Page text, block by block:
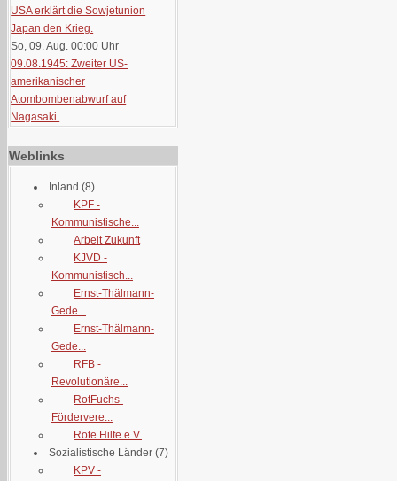
USA erklärt die Sowjetunion
Japan den Krieg.
So, 09. Aug. 00:00 Uhr
09.08.1945: Zweiter US-
amerikanischer
Atombombenabwurf auf
Nagasaki.
Weblinks
Inland (8)
KPF -
Kommunistische...
Arbeit Zukunft
KJVD -
Kommunistisch...
Ernst-Thälmann-
Gede...
Ernst-Thälmann-
Gede...
RFB -
Revolutionäre...
RotFuchs-
Fördervere...
Rote Hilfe e.V.
Sozialistische Länder (7)
KPV -